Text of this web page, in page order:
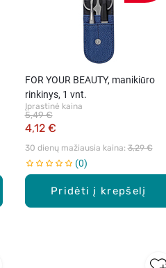
Pridėti į krepšelį
FOR YOUR BEAUTY, manikiūro
rinkinys, 1 vnt.
Įprastinė kaina
4,12 €
5,49 €
30 dienų mažiausia kaina: 3,29 €
0